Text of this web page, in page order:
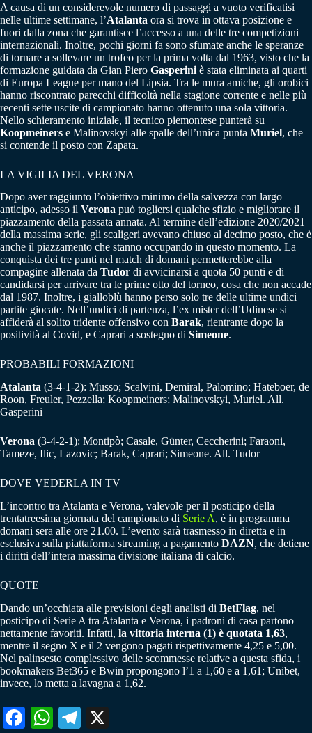
A causa di un considerevole numero di passaggi a vuoto verificatisi
nelle ultime settimane, l’Atalanta ora si trova in ottava posizione e
fuori dalla zona che garantisce l’accesso a una delle tre competizioni
internazionali. Inoltre, pochi giorni fa sono sfumate anche le speranze
di tornare a sollevare un trofeo per la prima volta dal 1963, visto che la
formazione guidata da Gian Piero Gasperini è stata eliminata ai quarti
di Europa League per mano del Lipsia. Tra le mura amiche, gli orobici
hanno riscontrato parecchi difficoltà nella stagione corrente e nelle più
recenti sette uscite di campionato hanno ottenuto una sola vittoria.
Nello schieramento iniziale, il tecnico piemontese punterà su
Koopmeiners e Malinovskyi alle spalle dell’unica punta Muriel, che
si contende il posto con Zapata.
LA VIGILIA DEL VERONA
Dopo aver raggiunto l’obiettivo minimo della salvezza con largo
anticipo, adesso il Verona può togliersi qualche sfizio e migliorare il
piazzamento della passata annata. Al termine dell’edizione 2020/2021
della massima serie, gli scaligeri avevano chiuso al decimo posto, che è
anche il piazzamento che stanno occupando in questo momento. La
conquista dei tre punti nel match di domani permetterebbe alla
compagine allenata da Tudor di avvicinarsi a quota 50 punti e di
candidarsi per arrivare tra le prime otto del torneo, cosa che non accade
dal 1987. Inoltre, i gialloblù hanno perso solo tre delle ultime undici
partite giocate. Nell’undici di partenza, l’ex mister dell’Udinese si
affiderà al solito tridente offensivo con Barak, rientrante dopo la
positività al Covid, e Caprari a sostegno di Simeone.
PROBABILI FORMAZIONI
Atalanta (3-4-1-2): Musso; Scalvini, Demiral, Palomino; Hateboer, de
Roon, Freuler, Pezzella; Koopmeiners; Malinovskyi, Muriel. All.
Gasperini
Verona (3-4-2-1): Montipò; Casale, Günter, Ceccherini; Faraoni,
Tameze, Ilic, Lazovic; Barak, Caprari; Simeone. All. Tudor
DOVE VEDERLA IN TV
L’incontro tra Atalanta e Verona, valevole per il posticipo della
trentatreesima giornata del campionato di Serie A, è in programma
domani sera alle ore 21.00. L’evento sarà trasmesso in diretta e in
esclusiva sulla piattaforma streaming a pagamento DAZN, che detiene
i diritti dell’intera massima divisione italiana di calcio.
QUOTE
Dando un’occhiata alle previsioni degli analisti di BetFlag, nel
posticipo di Serie A tra Atalanta e Verona, i padroni di casa partono
nettamente favoriti. Infatti, la vittoria interna (1) è quotata 1,63,
mentre il segno X e il 2 vengono pagati rispettivamente 4,25 e 5,00.
Nel palinsesto complessivo delle scommesse relative a questa sfida, i
bookmakers Bet365 e Bwin propongono l’1 a 1,60 e a 1,61; Unibet,
invece, lo metta a lavagna a 1,62.
Fa W
Te